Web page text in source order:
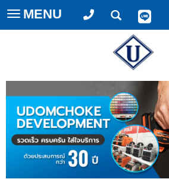
Toggle
navigation
MENU